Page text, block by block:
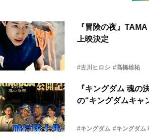
『冒険の夜』
上映決定
#古川ヒロシ #髙橋雄祐
『キングダム 魂の
の“キングダムキャ
#キングダム #キングダム